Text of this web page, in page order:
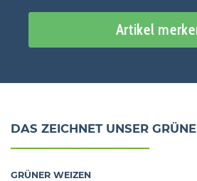
Artikel
DAS ZEICHNET UNSER
GRÜNER WEIZEN